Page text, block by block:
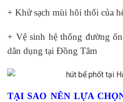
+ Khử sạch mùi hôi thối của
+ Vệ sinh hệ thống đường
dân dụng tại Đồng Tâm
TẠI SAO NÊN LỰA